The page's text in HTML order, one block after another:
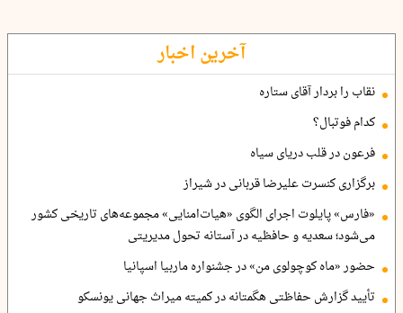
آخرین اخبار
نقاب را بردار آقای ستاره
کدام فوتبال؟
فرعون در قلب دریای سیاه
برگزاری کنسرت علیرضا قربانی در شیراز
«فارس» پایلوت اجرای الگوی «هیات‌امنایی» مجموعه‌های تاریخی کشور
می‌شود؛ سعدیه و حافظیه در آستانه تحول مدیریتی
حضور «ماه کوچولوی من» در جشنواره ماربیا اسپانیا
تأیید گزارش حفاظتی هگمتانه در کمیته میراث جهانی یونسکو